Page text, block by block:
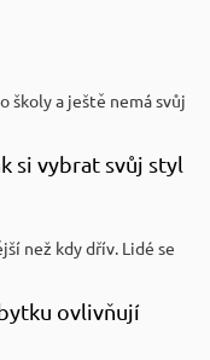
školy a ještě nemá svůj
si vybrat svůj styl
než kdy dřív. Lidé se
ovlivňují